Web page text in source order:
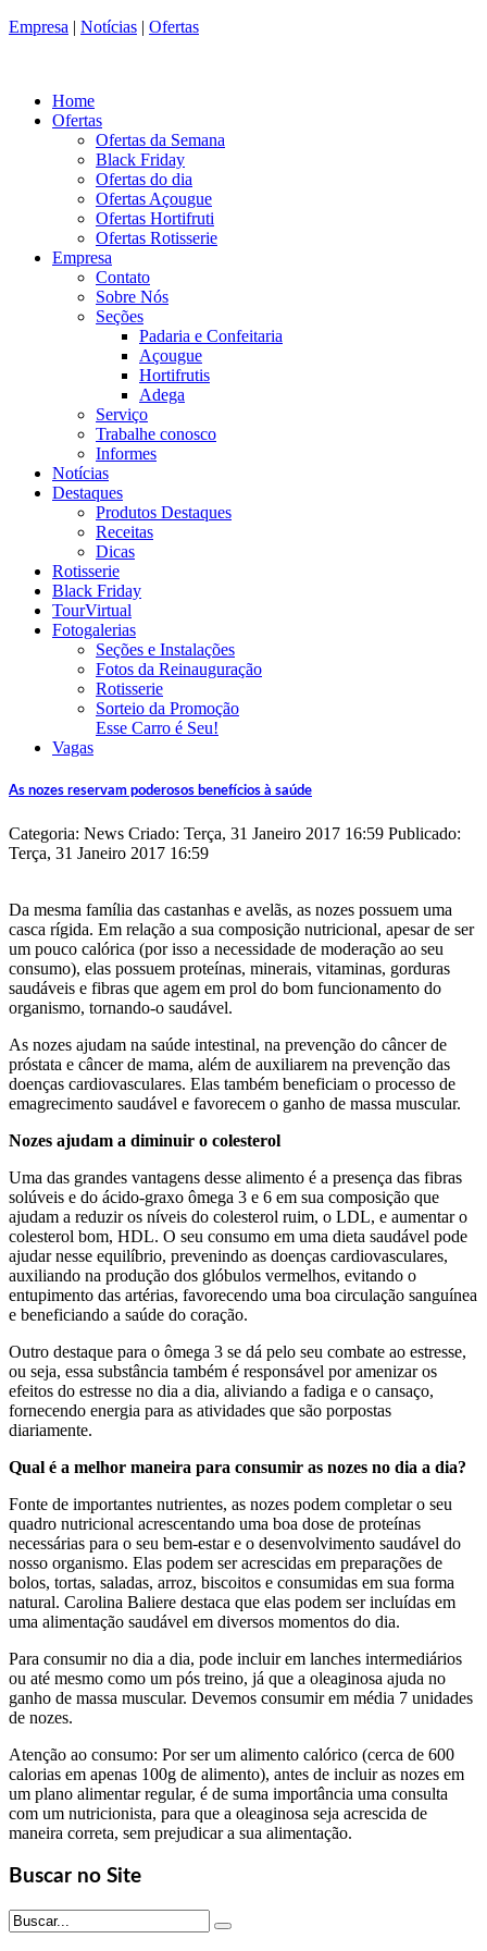
Empresa | Notícias | Ofertas
Home
Ofertas
Ofertas da Semana
Black Friday
Ofertas do dia
Ofertas Açougue
Ofertas Hortifruti
Ofertas Rotisserie
Empresa
Contato
Sobre Nós
Seções
Padaria e Confeitaria
Açougue
Hortifrutis
Adega
Serviço
Trabalhe conosco
Informes
Notícias
Destaques
Produtos Destaques
Receitas
Dicas
Rotisserie
Black Friday
TourVirtual
Fotogalerias
Seções e Instalações
Fotos da Reinauguração
Rotisserie
Sorteio da Promoção
Esse Carro é Seu!
Vagas
As nozes reservam poderosos benefícios à saúde
Categoria: News Criado: Terça, 31 Janeiro 2017 16:59 Publicado:
Terça, 31 Janeiro 2017 16:59
Da mesma família das castanhas e avelãs, as nozes possuem uma
casca rígida. Em relação a sua composição nutricional, apesar de ser
um pouco calórica (por isso a necessidade de moderação ao seu
consumo), elas possuem proteínas, minerais, vitaminas, gorduras
saudáveis e fibras que agem em prol do bom funcionamento do
organismo, tornando-o saudável.
As nozes ajudam na saúde intestinal, na prevenção do câncer de
próstata e câncer de mama, além de auxiliarem na prevenção das
doenças cardiovasculares. Elas também beneficiam o processo de
emagrecimento saudável e favorecem o ganho de massa muscular.
Nozes ajudam a diminuir o colesterol
Uma das grandes vantagens desse alimento é a presença das fibras
solúveis e do ácido-graxo ômega 3 e 6 em sua composição que
ajudam a reduzir os níveis do colesterol ruim, o LDL, e aumentar o
colesterol bom, HDL. O seu consumo em uma dieta saudável pode
ajudar nesse equilíbrio, prevenindo as doenças cardiovasculares,
auxiliando na produção dos glóbulos vermelhos, evitando o
entupimento das artérias, favorecendo uma boa circulação sanguínea
e beneficiando a saúde do coração.
Outro destaque para o ômega 3 se dá pelo seu combate ao estresse,
ou seja, essa substância também é responsável por amenizar os
efeitos do estresse no dia a dia, aliviando a fadiga e o cansaço,
fornecendo energia para as atividades que são porpostas
diariamente.
Qual é a melhor maneira para consumir as nozes no dia a dia?
Fonte de importantes nutrientes, as nozes podem completar o seu
quadro nutricional acrescentando uma boa dose de proteínas
necessárias para o seu bem-estar e o desenvolvimento saudável do
nosso organismo. Elas podem ser acrescidas em preparações de
bolos, tortas, saladas, arroz, biscoitos e consumidas em sua forma
natural. Carolina Baliere destaca que elas podem ser incluídas em
uma alimentação saudável em diversos momentos do dia.
Para consumir no dia a dia, pode incluir em lanches intermediários
ou até mesmo como um pós treino, já que a oleaginosa ajuda no
ganho de massa muscular. Devemos consumir em média 7 unidades
de nozes.
Atenção ao consumo: Por ser um alimento calórico (cerca de 600
calorias em apenas 100g de alimento), antes de incluir as nozes em
um plano alimentar regular, é de suma importância uma consulta
com um nutricionista, para que a oleaginosa seja acrescida de
maneira correta, sem prejudicar a sua alimentação.
Buscar no Site